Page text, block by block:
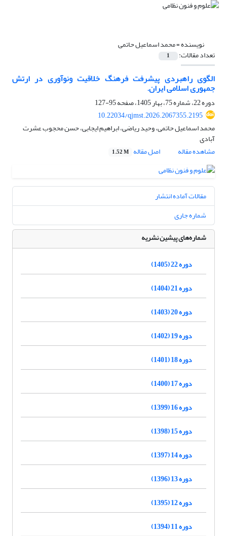
نویسنده =محمد اسماعیل حاتمی
تعداد مقالات: 1
الگوی راهبردی پیشرفت فرهنگ خلاقیت ونوآوری در ارتش
جمهوری اسلامی ایران.
دوره 22، شماره 75، بهار 1405، صفحه
95-127
10.22034/qjmst.2026.2067355.2195
محمد اسماعیل حاتمی، وحید ریاضی، ابراهیم ایجابی، حسن محجوب عشرت
آبادی
مشاهده مقاله
اصل مقاله 1.52 M
مقالات آماده انتشار
شماره جاری
شماره‌های پیشین نشریه
دوره 22 (1405)
دوره 21 (1404)
دوره 20 (1403)
دوره 19 (1402)
دوره 18 (1401)
دوره 17 (1400)
دوره 16 (1399)
دوره 15 (1398)
دوره 14 (1397)
دوره 13 (1396)
دوره 12 (1395)
دوره 11 (1394)